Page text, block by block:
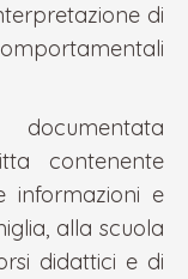
di
contenente
informazioni e
alla scuola
didattici e di